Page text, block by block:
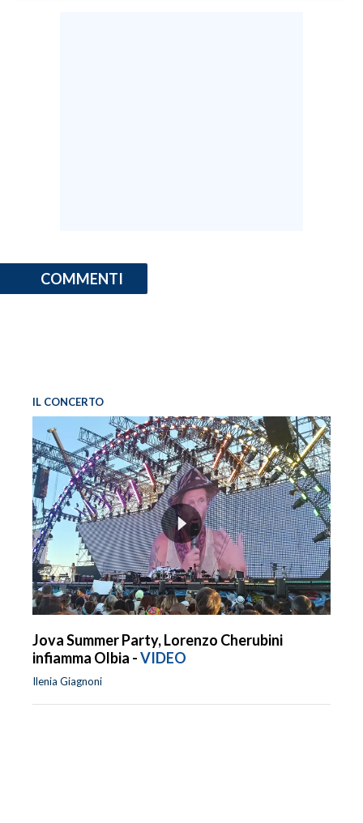
COMMENTI
IL CONCERTO
Jova Summer Party, Lorenzo Cherubini
infiamma Olbia -VIDEO
Ilenia Giagnoni